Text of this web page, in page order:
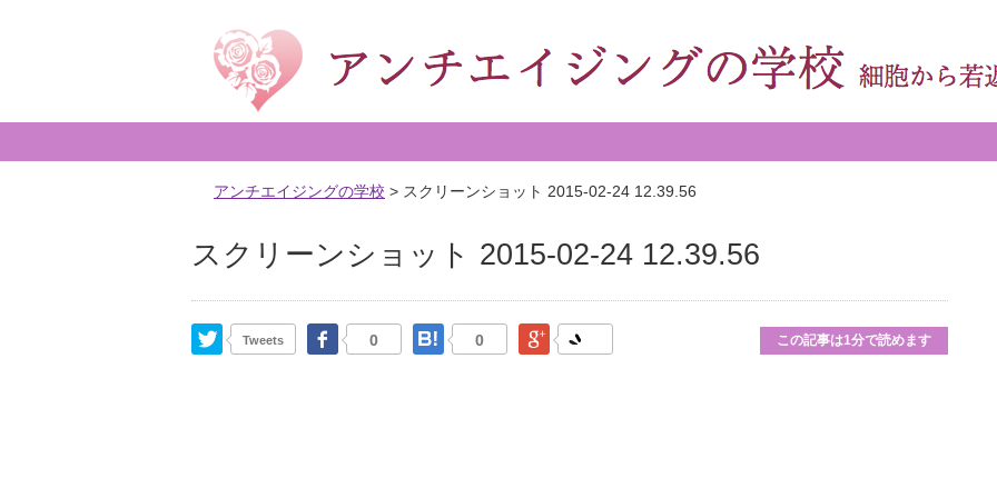
アンチエイジングの学校 > スクリーンショット 2015-02-24 12.39.56
スクリーンショット 2015-02-24 12.39.56
Tweets
Twitter 0
Facebook 0
はてなブックマークGoogle Plus この記事は1分で読めます